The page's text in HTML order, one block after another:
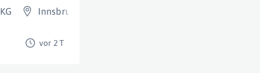
Innsbruck
vor 2 T